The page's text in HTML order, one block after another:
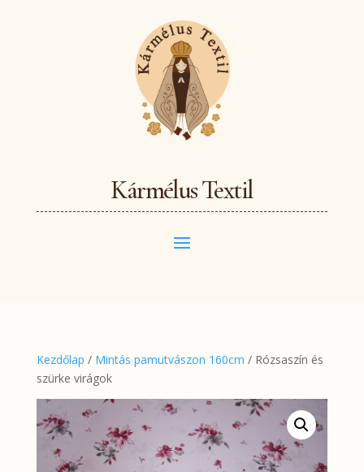
Kármélus Textil
Kezdőlap / Mintás pamutvászon 160cm / Rózsaszín és
szürke virágok